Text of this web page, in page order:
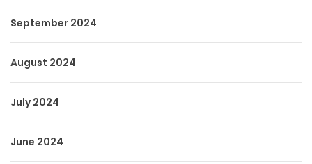
September 2024
August 2024
July 2024
June 2024